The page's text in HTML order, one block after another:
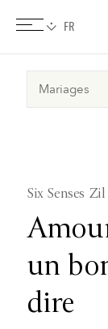
Six Senses
un
dire